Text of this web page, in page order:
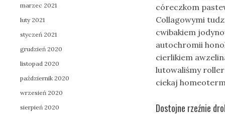
córeczkom
Collagowymi
cwibakiem
autochromii
cierlikiem
lutowaliśmy
ciekaj
Dostojne rzeźnie
marzec 2021
luty 2021
styczeń 2021
grudzień 2020
listopad 2020
październik 2020
wrzesień 2020
sierpień 2020